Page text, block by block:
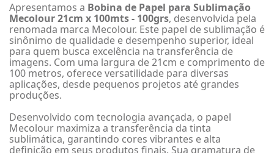
Apresentamos a Bobina de Papel para Sublimação
Mecolour 21cm x 100mts - 100grs, desenvolvida pela
renomada marca Mecolour. Este papel de sublimação é
sinônimo de qualidade e desempenho superior, ideal
para quem busca excelência na transferência de
imagens. Com uma largura de 21cm e comprimento de
100 metros, oferece versatilidade para diversas
aplicações, desde pequenos projetos até grandes
produções.
Desenvolvido com tecnologia avançada, o papel
Mecolour maximiza a transferência da tinta
sublimática, garantindo cores vibrantes e alta
definição em seus produtos finais. Sua gramatura de